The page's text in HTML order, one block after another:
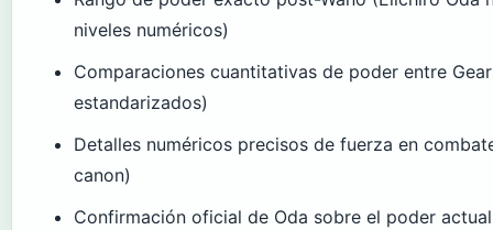
niveles numéricos)
Comparaciones cuantitativas de poder entre
estandarizados)
Detalles numéricos precisos de fuerza en
canon)
Confirmación oficial de Oda sobre el poder